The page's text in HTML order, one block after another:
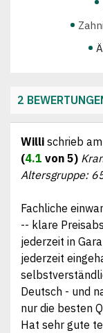
Arzt ist
2
Willi schrieb
(4.1 von 5)
Altersgruppe:
Fachliche
-- klare
jederzeit in
jederzeit
Deutsch - und
nur die besten
Hat sehr gute